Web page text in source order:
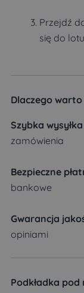
Przejdź
się do
Dlaczego warto
Szybka wysyłka
zamówienia
Bezpieczne
bankowe
Gwarancja
opiniami
Podkładka pod